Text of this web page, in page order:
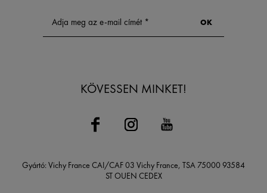
KÖVESSEN MINKET!
Gyártó: Vichy France CAI/CAF 03 Vichy France, TSA 75000 93584
ST OUEN CEDEX